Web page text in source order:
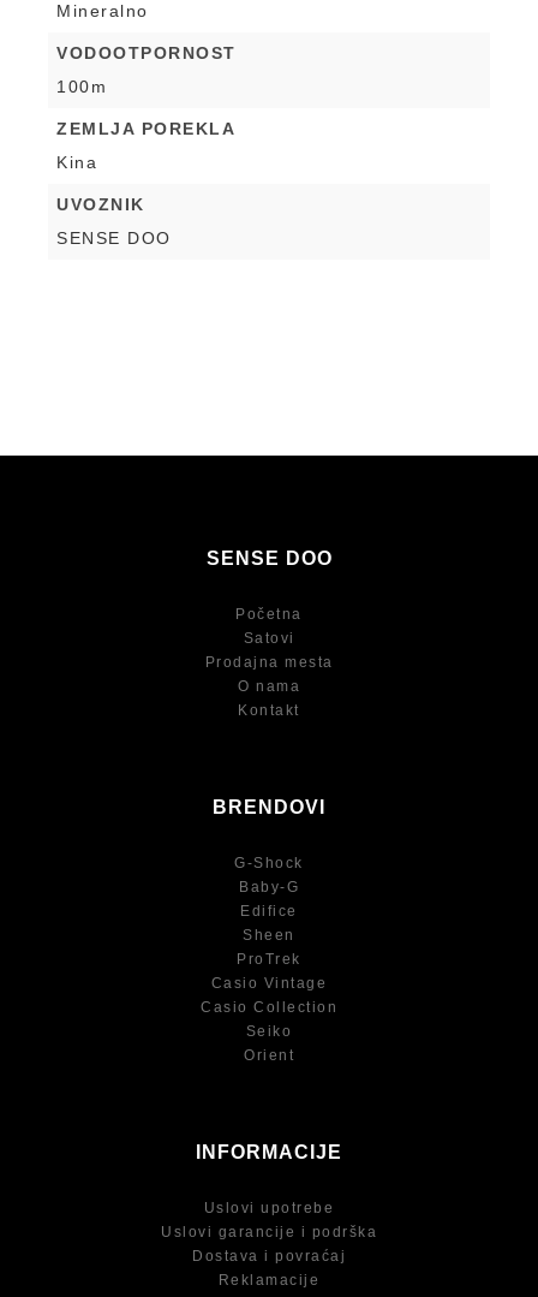
Mineralno
VODOOTPORNOST
100m
ZEMLJA POREKLA
Kina
UVOZNIK
SENSE DOO
SENSE DOO
Početna
Satovi
Prodajna mesta
O nama
Kontakt
BRENDOVI
G-Shock
Baby-G
Edifice
Sheen
ProTrek
Casio Vintage
Casio Collection
Seiko
Orient
INFORMACIJE
Uslovi upotrebe
Uslovi garancije i podrška
Dostava i povraćaj
Reklamacije